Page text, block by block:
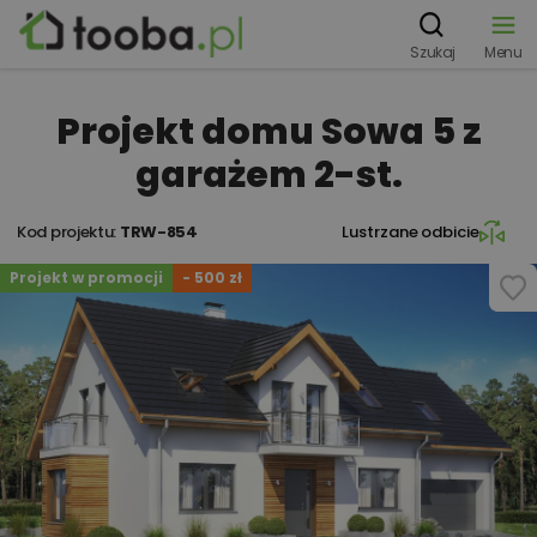
Szukaj Menu
Projekt domu Sowa 5 z
garażem 2-st.
Kod projektu: TRW-854 Lustrzane odbicie
Projekt w promocji - 500 zł